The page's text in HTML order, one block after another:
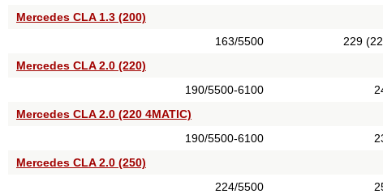
Mercedes CLA 1.3 (200)
163/5500
229
Mercedes CLA 2.0 (220)
190/5500-6100
Mercedes CLA 2.0 (220 4MATIC)
190/5500-6100
Mercedes CLA 2.0 (250)
224/5500